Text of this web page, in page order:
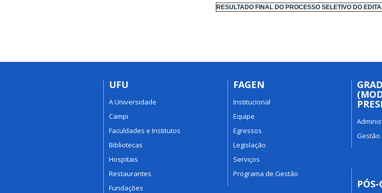
RESULTADO FINAL DO PROCESSO SELETIVO DO
UFU
A Universidade
Campi
Faculdades e Institutos
Bibliotecas
Hospitais
Restaurantes
Fundações
FAGEN
Institucional
Equipe
Egressos
Legislação
Serviços
Programa de Gestão
Gestão